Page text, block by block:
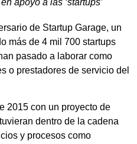
de Startup Garage, un
más de 4 mil 700 startups
pasado a laborar como
o prestadores de servicio del
2015 con un proyecto de
dentro de la cadena
y procesos como